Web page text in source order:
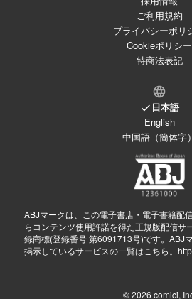
ご利用規約
プライバシーポリ
Cookieポリシー
特商法表記
日本語
English
中国語（簡体字）
ABJマークは、この電子書店・電子書籍配
らコンテンツ使用許諾を得た正規版配信サ
録商標(登録番号 第6091713号)です。ABJ
掲示しているサービスの一覧はこちら。
© 2026 comici,